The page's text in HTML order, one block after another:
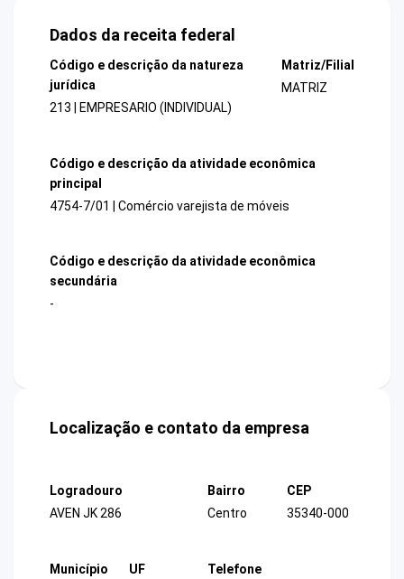
Dados da receita federal
Código e descrição da natureza
jurídica
213 | EMPRESARIO (INDIVIDUAL)
Matriz/Filial
MATRIZ
Código e descrição da atividade econômica
principal
4754-7/01 | Comércio varejista de móveis
Código e descrição da atividade econômica
secundária
-
Localização e contato da empresa
Logradouro
AVEN JK 286
Bairro
Centro
CEP
35340-000
Município
UF
Telefone